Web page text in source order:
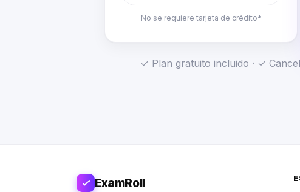
No se requiere tarjeta de crédito*
✓ Plan gratuito incluido · ✓
ExamRoll